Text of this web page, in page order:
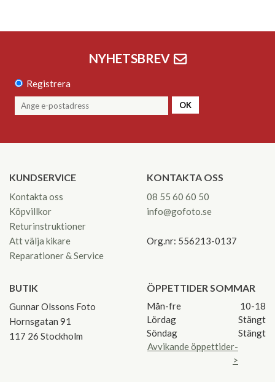
NYHETSBREV
Registrera
OK
KUNDSERVICE
Kontakta oss
Köpvillkor
Returinstruktioner
Att välja kikare
Reparationer & Service
KONTAKTA OSS
08 55 60 60 50
info@gofoto.se
Org.nr: 556213-0137
BUTIK
Gunnar Olssons Foto
Hornsgatan 91
117 26 Stockholm
ÖPPETTIDER SOMMAR
Mån-fre
10-18
Lördag
Stängt
Söndag
Stängt
Avvikande öppettider-
>